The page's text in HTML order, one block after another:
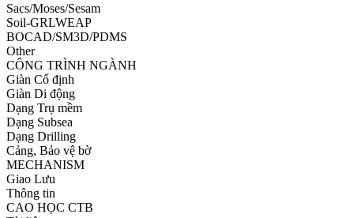
Sacs/Moses/Sesam
Soil-GRLWEAP
BOCAD/SM3D/PDMS
Other
CÔNG TRÌNH NGÀNH
Giàn Cố định
Giàn Di động
Dạng Trụ mềm
Dạng Subsea
Dạng Drilling
Cảng, Bảo vệ bờ
MECHANISM
Giao Lưu
Thông tin
CAO HỌC CTB